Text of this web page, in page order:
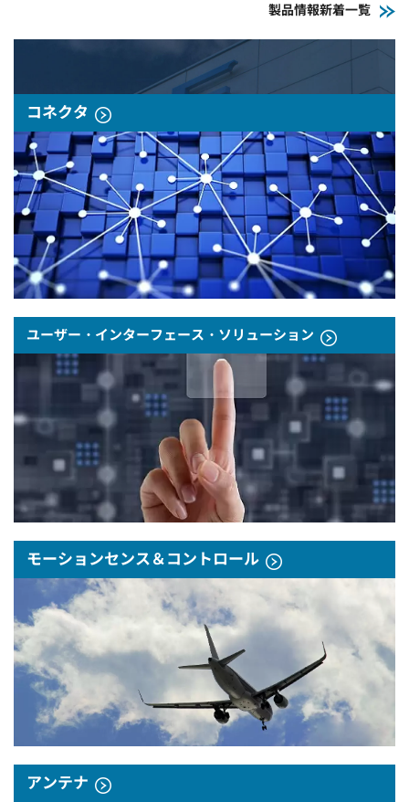
製品情報新着一覧
コネクタ
ユーザー・インターフェース・ソリューション
モーションセンス＆コントロール
アンテナ